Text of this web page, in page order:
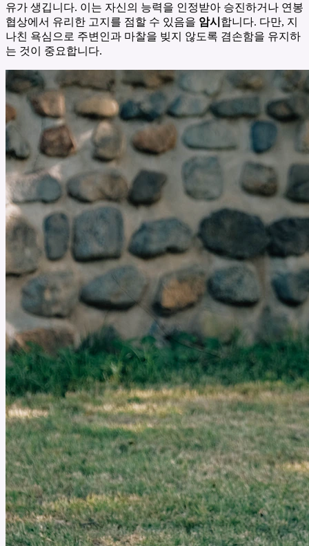
유가 생깁니다. 이는 자신의 능력을 인정받아 승진하거나 연봉
협상에서 유리한 고지를 점할 수 있음을 암시 합니다. 다만, 지
나친 욕심으로 주변인과 마찰을 빚지 않도록 겸손함을 유지하
는 것이 중요합니다.